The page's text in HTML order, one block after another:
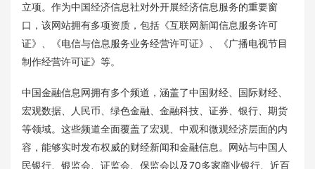
立项。作为中国经济信息社对外开展经济信息服务的重要窗
口，该网站拥有多项资质，包括《互联网新闻信息服务许可
证》、《电信与信息服务业务经营许可证》、《广播电视节目
制作经营许可证》等。
中国金融信息网拥有多个频道，涵盖了中国财经、国际财经、
宏观数据、人民币、绿色金融、金融科技、证券、银行、期货
等领域。这些频道全面覆盖了宏观、中观和微观经济层面的内
容，能够实时发布权威的财经新闻和金融信息。网站与中国人
民银行、银监会、证监会、保监会以及70多家商业银行、近百